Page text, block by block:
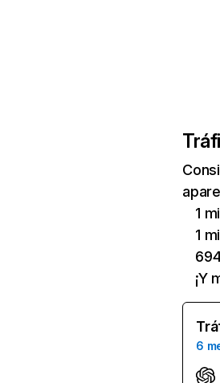
1
1
¡Y
6